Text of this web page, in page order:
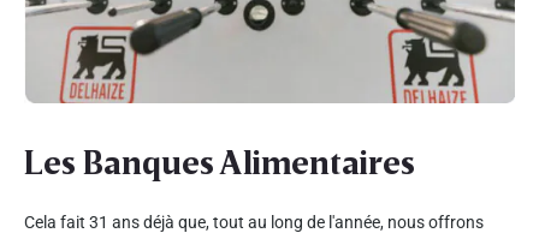
Les Banques Alimentaires
Cela fait 31 ans déjà que, tout au long de l'année, nous offrons